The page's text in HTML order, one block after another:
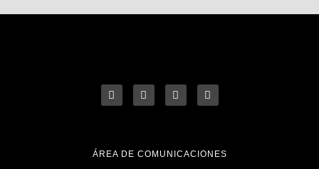
ÁREA DE COMUNICACIONES